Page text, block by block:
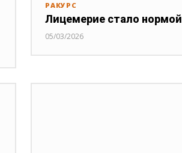
РАКУРС
Лицемерие стало нормой
05/03/2026